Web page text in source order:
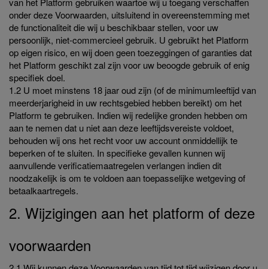
onder deze Voorwaarden, uitsluitend in overeenstemming met
de functionaliteit die wij u beschikbaar stellen, voor uw
persoonlijk, niet-commercieel gebruik. U gebruikt het Platform
op eigen risico, en wij doen geen toezeggingen of garanties dat
het Platform geschikt zal zijn voor uw beoogde gebruik of enig
specifiek doel.
1.2 U moet minstens 18 jaar oud zijn (of de minimumleeftijd van
meerderjarigheid in uw rechtsgebied hebben bereikt) om het
Platform te gebruiken. Indien wij redelijke gronden hebben om
aan te nemen dat u niet aan deze leeftijdsvereiste voldoet,
behouden wij ons het recht voor uw account onmiddellijk te
beperken of te sluiten. In specifieke gevallen kunnen wij
aanvullende verificatiemaatregelen verlangen indien dit
noodzakelijk is om te voldoen aan toepasselijke wetgeving of
betaalkaartregels.
2. Wijzigingen aan het platform of deze
voorwaarden